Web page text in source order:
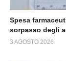
Spesa
sorpasso degli
3 AGOSTO 2026